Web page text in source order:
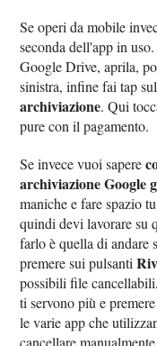
Se operi da mobile
seconda dell'app in
Google Drive, aprila,
sinistra, infine fai tap
archiviazione. Qui
pure con il pagamento.
Se invece vuoi sapere
archiviazione Google
maniche e fare spazio
quindi devi lavorare su
farlo è quella di andare
premere sui pulsanti
possibili file
ti servono più e
le varie app che
cancellare